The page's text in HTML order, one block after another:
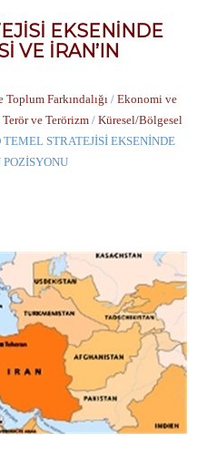
EKSENİNDE
VE İRAN’IN
Farkındalığı / Ekonomi ve
ve Terörizm / Küresel/Bölgesel
TEMEL STRATEJİSİ EKSENİNDE